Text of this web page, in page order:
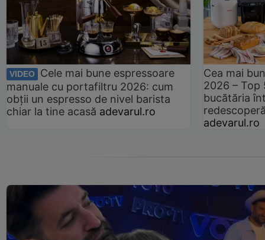
VIDEO
Cele mai bune espressoare
manuale cu portafiltru 2026: cum
obții un espresso de nivel barista
chiar la tine acasă adevarul.ro
Cea mai
2026 –
bucătăria
adevarul.ro